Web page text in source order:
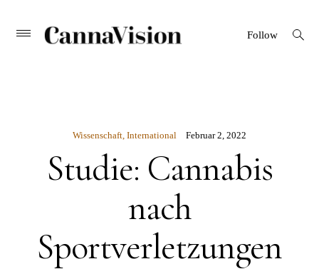
Skip Primary
Menu
CANNAVISION
Follow
open
search
Wissenschaft, International Februar 2, 2022
Studie: Cannabis
nach
Sportverletzungen